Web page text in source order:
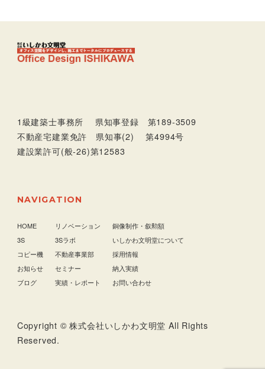
1級建築士事務所 県知事登録 第189-3509
不動産宅建業免許 県知事(2) 第4994号
建設業許可(般-26)第12583
NAVIGATION
HOME リノベーション
銅像制作・叙勲額
3S
3Sラボ
いしかわ文明堂について
コピー機
不動産事業部
採用情報
お知らせ
セミナー
納入実績
ブログ
実績・レポート お問い合わせ
Copyright © 株式会社いしかわ文明堂 All Rights
Reserved.